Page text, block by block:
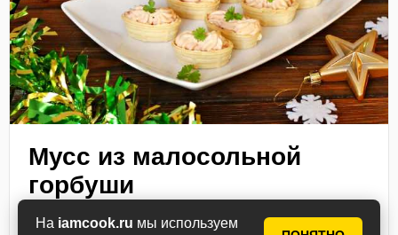
На iamcook.ru мы используем
Мусс из малосольной
горбуши
Скоро, совсем скоро наступит Новый год.